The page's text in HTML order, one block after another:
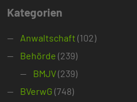
Kategorien
Anwaltschaft (102)
Behörde (239)
BMJV(239)
BVerwG (748)